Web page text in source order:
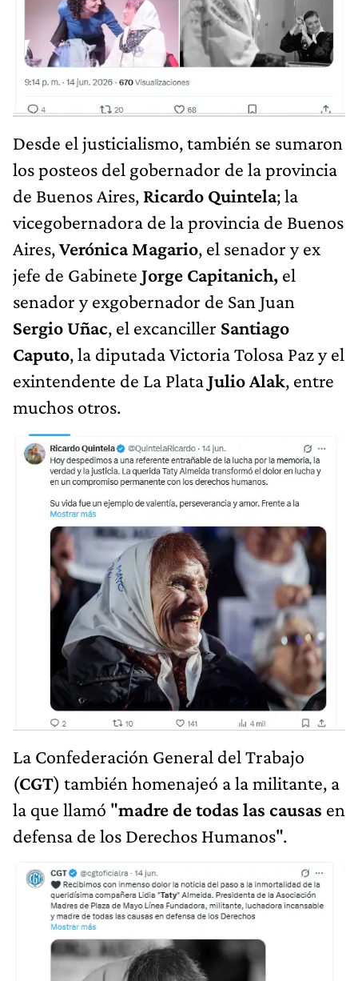
Desde el justicialismo, también se sumaron
los posteos del gobernador de la provincia
de Buenos Aires, Ricardo Quintela; la
vicegobernadora de la provincia de Buenos
Aires,Verónica Magario, el senador y ex
jefe de Gabinete Jorge Capitanich, el
senador y exgobernador de San Juan
Sergio Uñac, el excanciller Santiago
Caputo, la diputada Victoria Tolosa Paz y el
exintendente de La PlataJulio Alak, entre
muchos otros.
La Confederación General del Trabajo
(CGT) también homenajeó a la militante, a
la que llamó "madre de todas las causas en
defensa de los Derechos Humanos".